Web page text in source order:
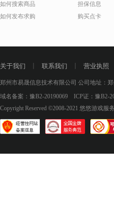
如何搜索商品
如何发布求购
担保信息
购买点卡
关于我们 联系我们 营业执照
郑州市易晟信息技术有限公司 公司地址：
域名备案： 豫B2-20190069 ICP证： 豫B2-
Copyright Reserved ©2008-2021 悠悠游戏服